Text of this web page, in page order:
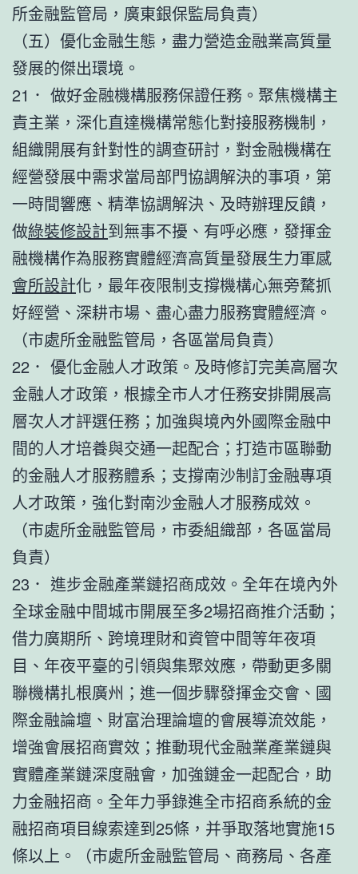
所金融監管局，廣東銀保監局負責）
（五）優化金融生態，盡力營造金融業高質量
發展的傑出環境。
21． 做好金融機構服務保證任務。聚焦機構主
責主業，深化直達機構常態化對接服務機制，
組織開展有針對性的調查研討，對金融機構在
經營發展中需求當局部門協調解決的事項，第
一時間響應、精準協調解決、及時辦理反饋，
做綠裝修設計到無事不擾、有呼必應，發揮金
融機構作為服務實體經濟高質量發展生力軍感
會所設計化，最年夜限制支撐機構心無旁騖抓
好經營、深耕市場、盡心盡力服務實體經濟。
（市處所金融監管局，各區當局負責）
22． 優化金融人才政策。及時修訂完美高層次
金融人才政策，根據全市人才任務安排開展高
層次人才評選任務；加強與境內外國際金融中
間的人才培養與交通一起配合；打造市區聯動
的金融人才服務體系；支撐南沙制訂金融專項
人才政策，強化對南沙金融人才服務成效。
（市處所金融監管局，市委組織部，各區當局
負責）
23． 進步金融產業鏈招商成效。全年在境內外
全球金融中間城市開展至多2場招商推介活動；
借力廣期所、跨境理財和資管中間等年夜項
目、年夜平臺的引領與集聚效應，帶動更多關
聯機構扎根廣州；進一個步驟發揮金交會、國
際金融論壇、財富治理論壇的會展導流效能，
增強會展招商實效；推動現代金融業產業鏈與
實體產業鏈深度融會，加強鏈金一起配合，助
力金融招商。全年力爭錄進全市招商系統的金
融招商項目線索達到25條，并爭取落地實施15
條以上。（市處所金融監管局、商務局、各產